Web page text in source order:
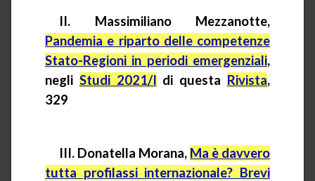
II. Massimiliano Mezzanotte,
Pandemia e riparto delle competenze
Stato-Regioni in periodi emergenziali,
negli Studi 2021/I di questa Rivista,
329
III. Donatella Morana, Ma è davvero
tutta profilassi internazionale? Brevi